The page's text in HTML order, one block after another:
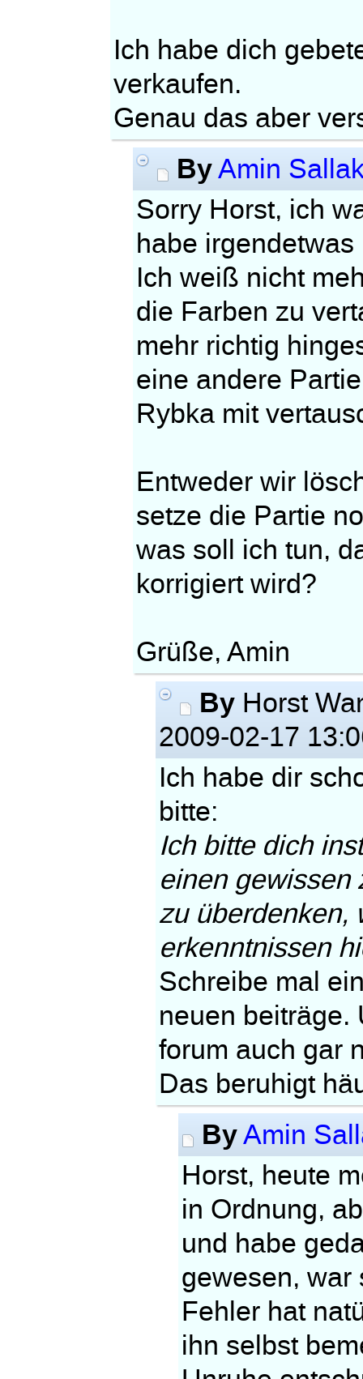
Ich habe dich
verkaufen.
Genau das aber
ByAmin
Sorry Horst, ich
habe
Ich weiß nicht
die Farben zu
mehr richtig
eine andere
Rybka mit
Entweder wir
setze die Partie
was soll ich tun,
korrigiert wird?
Grüße, Amin
By Horst
2009-02-17
Ich habe dir
bitte:
Ich bitte dich
einen gewissen
zu überdenken,
erkenntnissen
Schreibe mal
neuen beiträge.
forum auch gar
Das beruhigt
ByAmin
Horst, heute
in Ordnung,
und habe
gewesen, war
Fehler hat
ihn selbst